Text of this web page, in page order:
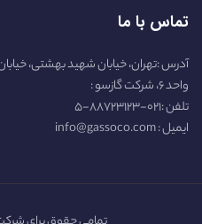
تماس با ما
واحد ۶، شرکت گازسو :
تلفن :۰۲۱-۸۸۷۲۳۱۲۳-۵
ایمیل : info@gassoco.com